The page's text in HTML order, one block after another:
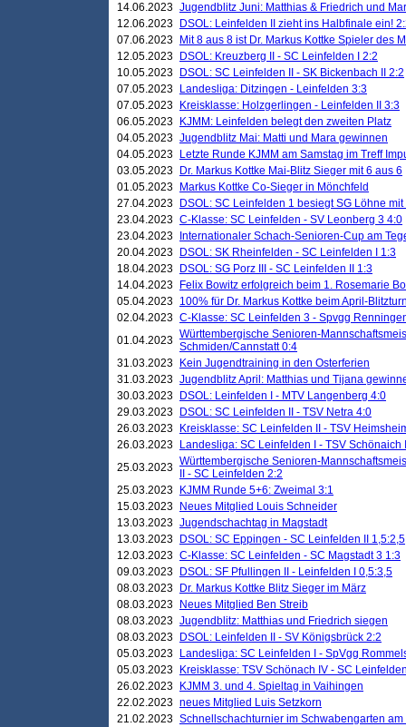
14.06.2023 Jugendblitz Juni: Matthias & Friedrich und
12.06.2023
DSOL: Leinfelden II zieht ins Halbfinale ein!
07.06.2023
Mit 8 aus 8 ist Dr. Markus Kottke Spieler des
12.05.2023
DSOL: Kreuzberg II - SC Leinfelden I 2:2
10.05.2023
DSOL: SC Leinfelden II - SK Bickenbach II 2:2
07.05.2023
Landesliga: Ditzingen - Leinfelden 3:3
07.05.2023
Kreisklasse: Holzgerlingen - Leinfelden II 3:3
06.05.2023
KJMM: Leinfelden belegt den zweiten Platz
04.05.2023 Jugendblitz Mai: Matti und Mara gewinnen
04.05.2023
Letzte Runde KJMM am Samstag im Treff
03.05.2023
Dr. Markus Kottke Mai-Blitz Sieger mit 6 aus 6
01.05.2023
Markus Kottke Co-Sieger in Mönchfeld
27.04.2023
DSOL: SC Leinfelden 1 besiegt SG Löhne mit
23.04.2023 C-Klasse: SC Leinfelden - SV Leonberg 3 4:0
23.04.2023
Internationaler Schach-Senioren-Cup am
20.04.2023
DSOL: SK Rheinfelden - SC Leinfelden I 1:3
18.04.2023
DSOL: SG Porz III - SC Leinfelden II 1:3
14.04.2023
Felix Bowitz erfolgreich beim 1. Rosemarie
05.04.2023 100% für Dr. Markus Kottke beim April-
02.04.2023 C-Klasse: SC Leinfelden 3 - Spvgg
01.04.2023 Württembergische Senioren-
Schmiden/Cannstatt 0:4
31.03.2023
Kein Jugendtraining in den Osterferien
31.03.2023 Jugendblitz April: Matthias und Tijana
30.03.2023
DSOL: Leinfelden I - MTV Langenberg 4:0
29.03.2023
DSOL: SC Leinfelden II - TSV Netra 4:0
26.03.2023
Kreisklasse: SC Leinfelden II - TSV
26.03.2023
Landesliga: SC Leinfelden I - TSV Schönaich
25.03.2023 Württembergische Senioren-
II - SC Leinfelden 2:2
25.03.2023
KJMM Runde 5+6: Zweimal 3:1
15.03.2023
Neues Mitglied Louis Schneider
13.03.2023 Jugendschachtag in Magstadt
13.03.2023
DSOL: SC Eppingen - SC Leinfelden II 1,5:2,5
12.03.2023 C-Klasse: SC Leinfelden - SC Magstadt 3 1:3
09.03.2023
DSOL: SF Pfullingen II - Leinfelden I 0,5:3,5
08.03.2023
Dr. Markus Kottke Blitz Sieger im März
08.03.2023
Neues Mitglied Ben Streib
08.03.2023 Jugendblitz: Matthias und Friedrich siegen
08.03.2023
DSOL: Leinfelden II - SV Königsbrück 2:2
05.03.2023
Landesliga: SC Leinfelden I - SpVgg
05.03.2023
Kreisklasse: TSV Schönach IV - SC
26.02.2023
KJMM 3. und 4. Spieltag in Vaihingen
22.02.2023 neues Mitglied Luis Setzkorn
21.02.2023 Schnellschachturnier im Schwabengarten